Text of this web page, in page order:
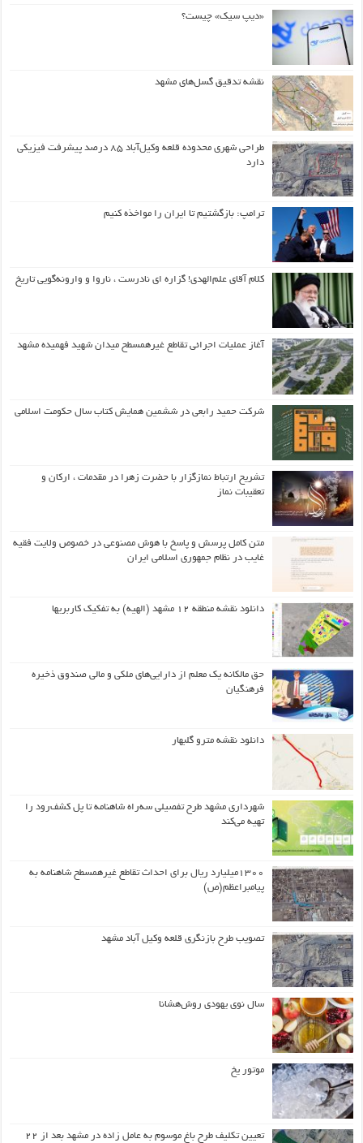
«دیپ سیک» چیست؟
نقشه تدقیق گسل‌های مشهد
طراحی شهری محدوده قلعه وکیل‌آباد ۸۵ درصد پیشرفت فیزیکی
دارد
ترامپ: بازگشتیم تا ایران را مواخذه کنیم
کلام آقای علم‌الهدی! گزاره ای نادرست ، ناروا و وارونه‌گویی تاریخ
آغاز عملیات اجرائی تقاطع غیرهمسطح میدان شهید فهمیده مشهد
شرکت حمید رابعی در ششمین همایش کتاب سال حکومت اسلامی
تشریح ارتباط نمازگزار با حضرت زهرا در مقدمات ، ارکان و
تعقیبات نماز
متن کامل پرسش و پاسخ با هوش مصنوعی در خصوص ولایت فقیه
غایب در نظام جمهوری اسلامی ایران
دانلود نقشه منطقه ۱۲ مشهد (الهیه) به تفکیک کاربریها
حق مالکانه یک معلم از دارایی‌های ملکی و مالی صندوق ذخیره
فرهنگیان
دانلود نقشه مترو گلبهار
شهرداری مشهد طرح تفصیلی سه‌راه شاهنامه تا پل کشف‌رود را
تهیه می‌کند
۱۳۰۰میلیارد ریال برای احداث تقاطع غیرهمسطح شاهنامه به
پیامبراعظم(ص)
تصویب طرح بازنگری قلعه وکیل آباد مشهد
سال نوی یهودی روش‌هشانا
موتور یخ
تعیین تکلیف طرح باغ موسوم به عامل زاده در مشهد بعد از ۲۲